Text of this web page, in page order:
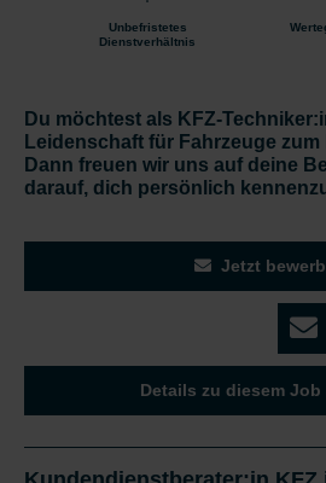
Unbefristetes
Dienstverhältnis
Du möchtest als KFZ-
Leidenschaft für Fahrzeuge
Dann freuen wir uns auf deine
darauf, dich persönlich
Jetzt
Details zu diesem Job